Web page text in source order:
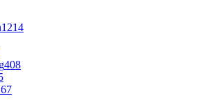
1214
408